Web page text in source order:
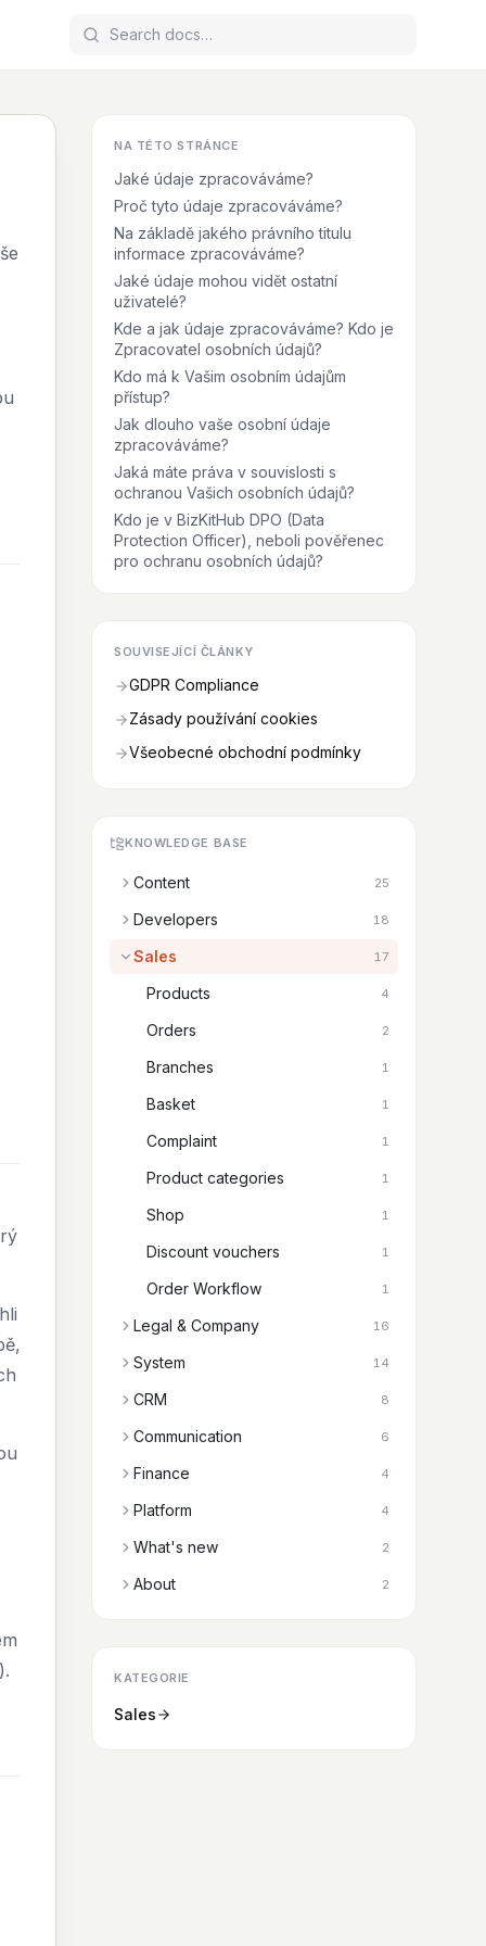
NA TÉTO STRÁNCE
Jaké údaje zpracováváme?
Proč tyto údaje zpracováváme?
Na základě jakého právního titulu
informace zpracováváme?
Jaké údaje mohou vidět ostatní
uživatelé?
Kde a jak údaje zpracováváme? Kdo je
Zpracovatel osobních údajů?
Kdo má k Vašim osobním údajům
přístup?
Jak dlouho vaše osobní údaje
zpracováváme?
Jaká máte práva v souvislosti s
ochranou Vašich osobních údajů?
Kdo je v BizKitHub DPO (Data
Protection Officer), neboli pověřenec
pro ochranu osobních údajů?
SOUVISEJÍCÍ ČLÁNKY
GDPR Compliance
Zásady používání cookies
Všeobecné obchodní podmínky
KNOWLEDGE BASE
Content 25
Developers 18
Sales 17
Products 4
Orders 2
Branches 1
Basket 1
Complaint 1
Product categories 1
Shop 1
Discount vouchers 1
Order Workflow 1
Legal & Company 16
System 14
CRM 8
Communication 6
Finance 4
Platform 4
What's new 2
About 2
KATEGORIE
Sales